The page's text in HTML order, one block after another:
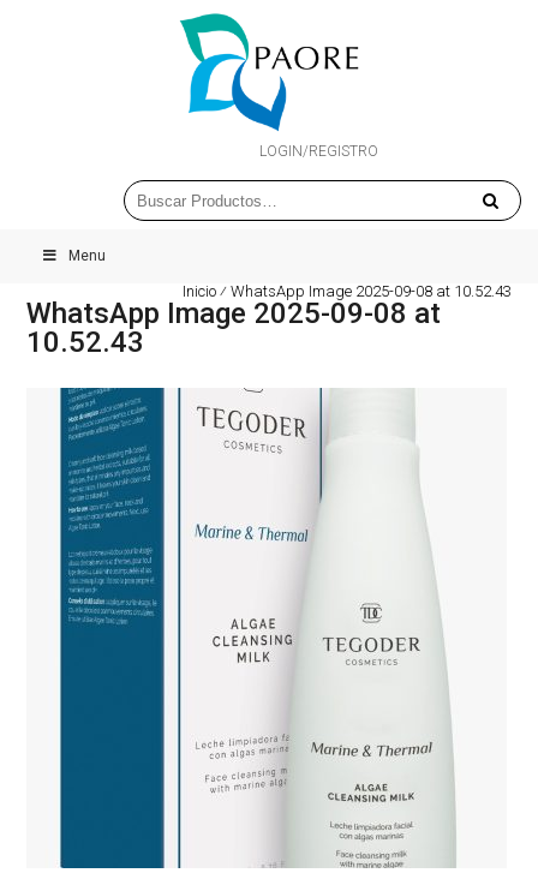
LOGIN/REGISTRO
Menu
Inicio ⁄WhatsApp Image 2025-09-08 at 10.52.43
WhatsApp Image 2025-09-08 at
10.52.43